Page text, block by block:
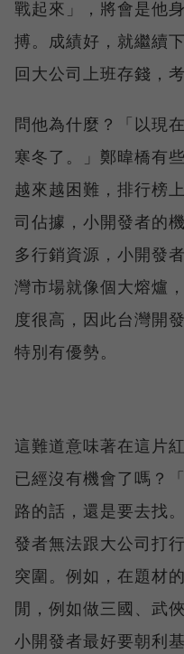
戰起來」，將會是他
搏。成績好，就繼續
回大公司上班存錢，
問他為什麼？「以現
寒冬了。」鄭暐橋有
越來越困難，排行榜
司佔據，小開發者的
多行銷資源，小開發
灣市場就像個大熔爐
度很高，因此台灣開
特別有優勢。
這難道意味著在這片
已經沒有機會了嗎？
路的話，還是要去找
發者無法跟大公司打
突圍。例如，在題材
閒，例如做三國、武
小開發者最好要朝利